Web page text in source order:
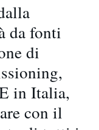
da fonti
di
in Italia,
con il